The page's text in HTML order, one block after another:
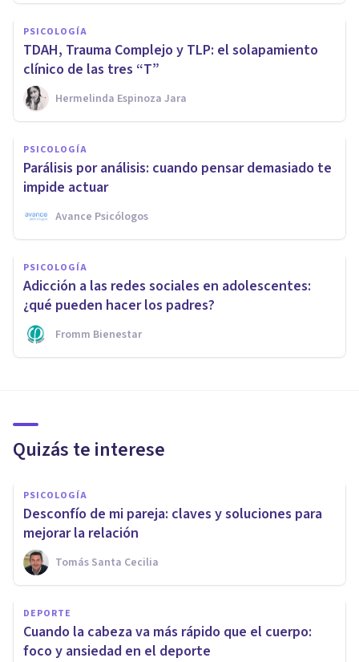
PSICOLOGÍA
TDAH, Trauma Complejo y TLP: el solapamiento
clínico de las tres “T”
Hermelinda Espinoza Jara
PSICOLOGÍA
Parálisis por análisis: cuando pensar demasiado te
impide actuar
Avance Psicólogos
PSICOLOGÍA
Adicción a las redes sociales en adolescentes:
¿qué pueden hacer los padres?
Fromm Bienestar
Quizás te interese
PSICOLOGÍA
Desconfío de mi pareja: claves y soluciones para
mejorar la relación
Tomás Santa Cecilia
DEPORTE
Cuando la cabeza va más rápido que el cuerpo:
foco y ansiedad en el deporte